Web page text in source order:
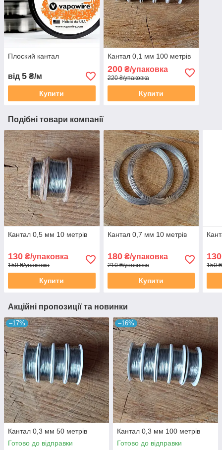
Плоский кантал
від 5 ₴/м
Купити
Кантал 0,1 мм 100 метрів
200₴/упаковка
220 ₴/упаковка
Купити
Подібні товари компанії
Кантал 0,5 мм 10 метрів
130 ₴/упаковка
150 ₴/упаковка
Купити
Кантал 0,7 мм 10 метрів
180₴/упаковка
210 ₴/упаковка
Купити
130
150
Акційні пропозиції та новинки
–17%
Кантал 0,3 мм 50 метрів
Готово до відправки
–16%
Кантал 0,3 мм 100 метрів
Готово до відправки